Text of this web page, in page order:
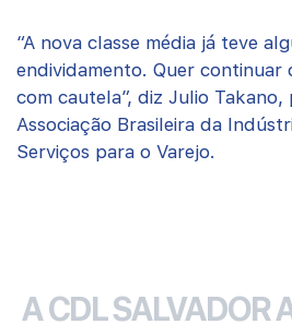
“A nova classe média já teve
endividamento. Quer continuar
com cautela”, diz Julio
Associação Brasileira da
Serviços para o Varejo.
A CDL SALVADOR